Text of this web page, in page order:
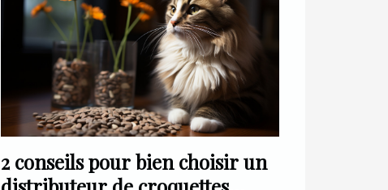
2 conseils pour bien choisir un